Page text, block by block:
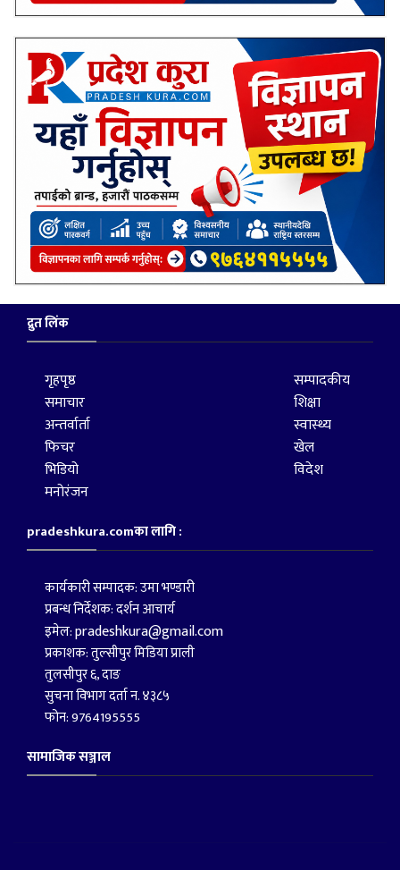
द्रुत लिंक
गृहपृष्ठ
समाचार
अन्तर्वार्ता
फिचर
भिडियो
मनोरंजन
सम्पादकीय
शिक्षा
स्वास्थ्य
खेल
विदेश
pradeshkura.comका लागि :
कार्यकारी सम्पादक: उमा भण्डारी
प्रबन्ध निर्देशक: दर्शन आचार्य
इमेल:pradeshkura@gmail.com
प्रकाशक: तुल्सीपुर मिडिया प्राली
तुलसीपुर ६, दाङ
सुचना विभाग दर्ता न. ४३८५
फोन: 9764195555
सामाजिक सञ्जाल